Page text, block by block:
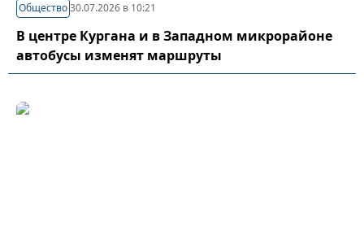
Общество30.07.2026 в 10:21
В центре Кургана и в Западном микрорайоне
автобусы изменят маршруты